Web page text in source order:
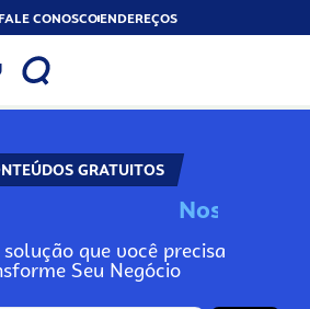
CONOSCOENDEREÇOS
GRATUITOS
No
que você precisa
Seu Negócio